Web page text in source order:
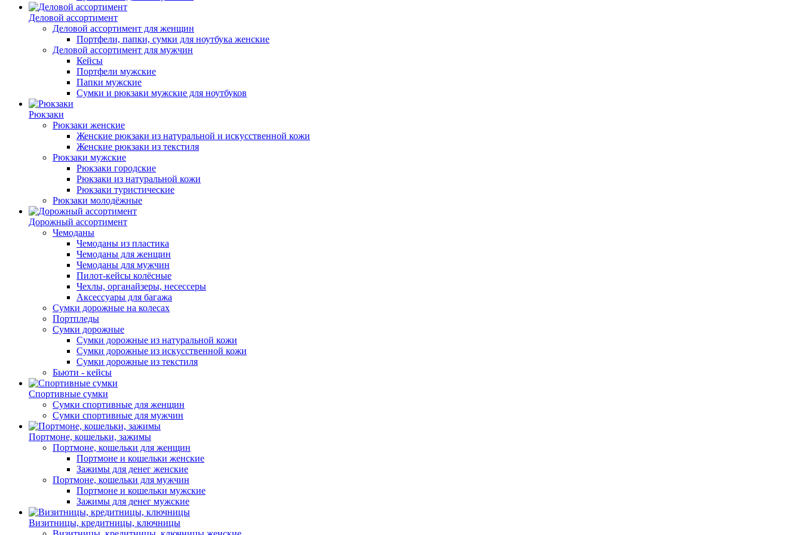
Деловой ассортимент
Деловой ассортимент для женщин
Портфели, папки, сумки для ноутбука женские
Деловой ассортимент для мужчин
Кейсы
Портфели мужские
Папки мужские
Сумки и рюкзаки мужские для ноутбуков
Рюкзаки
Рюкзаки женские
Женские рюкзаки из натуральной и искусственной кожи
Женские рюкзаки из текстиля
Рюкзаки мужские
Рюкзаки городские
Рюкзаки из натуральной кожи
Рюкзаки туристические
Рюкзаки молодёжные
Дорожный ассортимент
Чемоданы
Чемоданы из пластика
Чемоданы для женщин
Чемоданы для мужчин
Пилот-кейсы колёсные
Чехлы, органайзеры, несессеры
Аксессуары для багажа
Сумки дорожные на колесах
Портпледы
Сумки дорожные
Сумки дорожные из натуральной кожи
Сумки дорожные из искусственной кожи
Сумки дорожные из текстиля
Бьюти - кейсы
Спортивные сумки
Сумки спортивные для женщин
Сумки спортивные для мужчин
Портмоне, кошельки, зажимы
Портмоне, кошельки для женщин
Портмоне и кошельки женские
Зажимы для денег женские
Портмоне, кошельки для мужчин
Портмоне и кошельки мужские
Зажимы для денег мужские
Визитницы, кредитницы, ключницы